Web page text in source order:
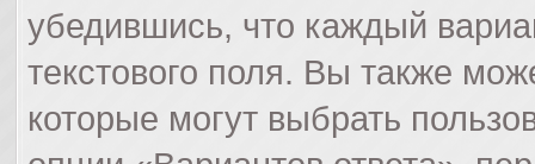
убедившись, что каждый
текстового поля. Вы также
которые могут выбрать